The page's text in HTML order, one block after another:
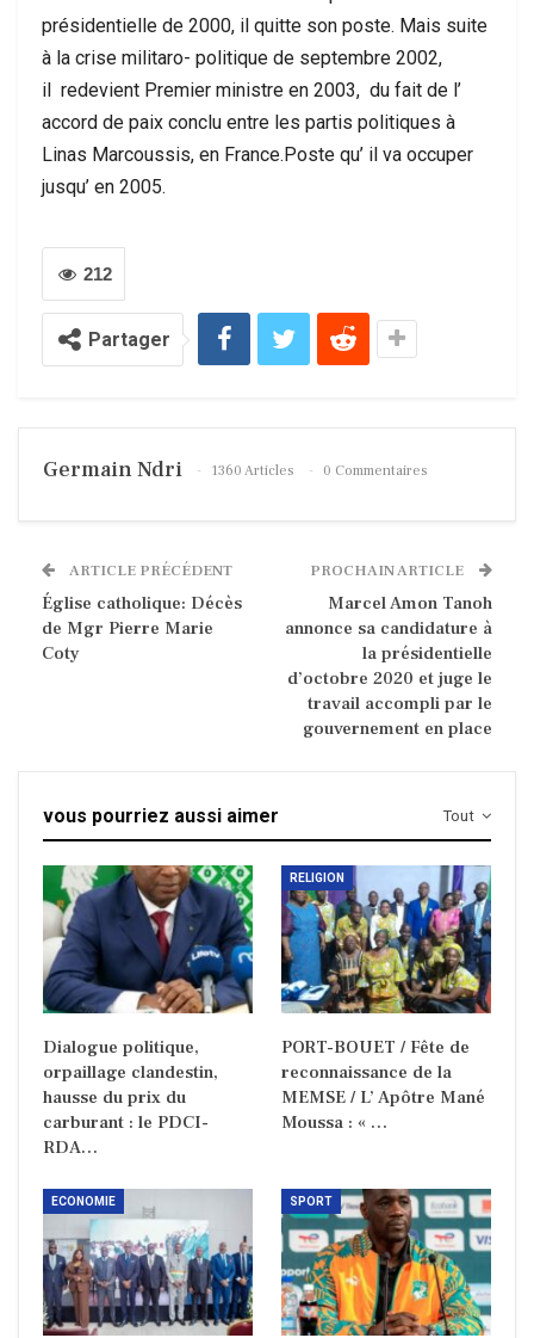
présidentielle de 2000, il quitte son poste. Mais suite
à la crise militaro- politique de septembre 2002,
il redevient Premier ministre en 2003, du fait de l’
accord de paix conclu entre les partis politiques à
Linas Marcoussis, en France.Poste qu’ il va occuper
jusqu’ en 2005.
212
Partager
Germain Ndri 1360 Articles 0 Commentaires
ARTICLE PRÉCÉDENT
Église catholique: Décès
de Mgr Pierre Marie
Coty
PROCHAIN ARTICLE
Marcel Amon Tanoh
annonce sa candidature à
la présidentielle
d’octobre 2020 et juge le
travail accompli par le
gouvernement en place
Tout
vous pourriez aussi aimer
Dialogue politique,
orpaillage clandestin,
hausse du prix du
carburant : le PDCI-
RDA…
RELIGION
PORT-BOUET / Fête de
reconnaissance de la
MEMSE / L’ Apôtre Mané
Moussa : « …
ECONOMIE SPORT